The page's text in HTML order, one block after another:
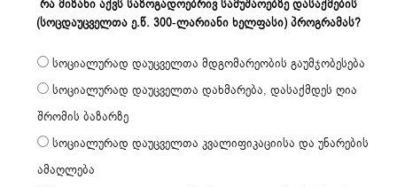
რა მიზანი აქვს საზოგადოებრივ სამუშაოებზე დასაქმების
(სოცდაუცველთა ე.წ. 300-ლარიანი ხელფასი) პროგრამას?
სოციალურად დაუცველთა მდგომარეობის გაუმჯობესება
სოციალურად დაუცველთა დახმარება, დასაქმდეს ღია
შრომის ბაზარზე
სოციალურად დაუცველთა კვალიფიკაციისა და უნარების
ამაღლება